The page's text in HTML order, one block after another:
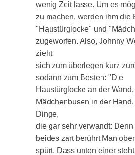
wenig Zeit lasse. Um es
zu machen, werden ihm die
"Haustürglocke" und
zugeworfen. Also, Johnny
zieht
sich zum überlegen kurz
sodann zum Besten: "Die
Haustürglocke an der
Mädchenbusen in der
Dinge,
die gar sehr verwandt: Denn
beides zart berührt Man
spürt, Dass unten einer